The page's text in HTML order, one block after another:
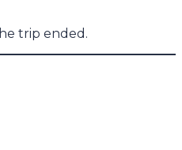
trip ended.